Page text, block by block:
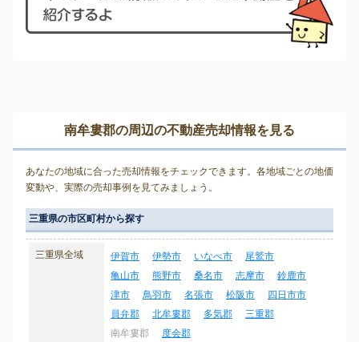
南牟婁郡の周辺の不動産売却情報を見る
あなたの地域に合った売却情報をチェックできます。各地域ごとの地価
変動や、実際の売却事例を見てみましょう。
三重県の市区町村から探す
三重県全域 伊賀市 伊勢市 いなべ市
尾鷲市
亀山市
熊野市 桑名市 志摩市
鈴鹿市
津市
鳥羽市 名張市 松阪市
四日市市
員弁郡
北牟婁郡 多気郡
三重郡
南牟婁郡
度会郡